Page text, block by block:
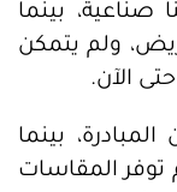
إذ لم يتوفر سوى 140 عيناً صناعية، بينما
رابط المبادرة نحو 900 مريض، ولم يتمكن
بينما
توفر المقاسات